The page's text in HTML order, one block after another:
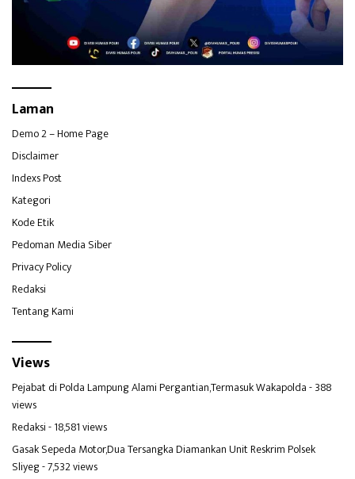
Laman
Demo 2 – Home Page
Disclaimer
Indexs Post
Kategori
Kode Etik
Pedoman Media Siber
Privacy Policy
Redaksi
Tentang Kami
Views
Pejabat di Polda Lampung Alami Pergantian,Termasuk Wakapolda- 388
views
Redaksi- 18,581 views
Gasak Sepeda Motor,Dua Tersangka Diamankan Unit Reskrim Polsek
Sliyeg- 7,532 views